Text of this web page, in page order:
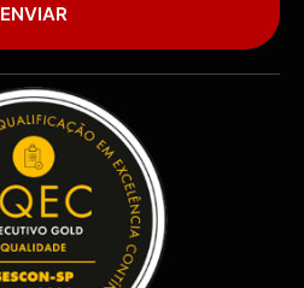
ENVIAR